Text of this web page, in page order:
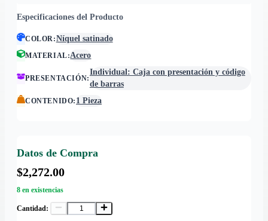
Especificaciones del Producto
COLOR:Níquel satinado
MATERIAL:Acero
PRESENTACIÓN:
Individual: Caja con presentación y código
de barras
CONTENIDO: 1 Pieza
Datos de Compra
$2,272.00
8 en existencias
Cantidad: